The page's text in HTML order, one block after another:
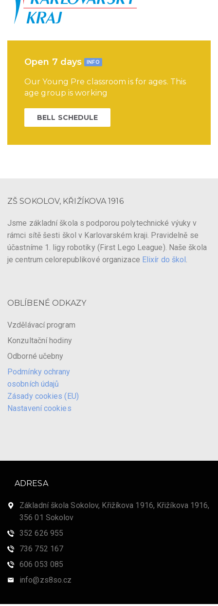
Open 7 days INFO
Our Young Pre classroom is for ages. This
age group is working
BELL SCHEDULE
ZŠ SOKOLOV, KŘIŽÍKOVA 1916
Jsme základní škola s podporou polytechnické výuky v
rámci sítě šesti škol v Karlovarském kraji. Pravidelně se
účastníme 1. ligy robotiky (First Lego League). Naše škola
je centrum celorepublikové organizace Elixír do škol .
OBLÍBENÉ ODKAZY
Vzdělávací program
Konzultační hodiny
Odborné učebny
Podmínky ochrany
osobních údajů
Zásady cookies (EU)
Nastavení cookies
ADRESA
Základní škola Sokolov, Křižíkova 1916, Křižíkova 1916,
356 01 Sokolov
352 626 955
736 752 167
606 053 085
info@zs8so.cz